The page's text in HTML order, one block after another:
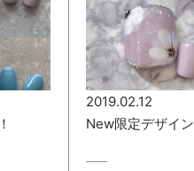
2019.02.12
New限定デザイン